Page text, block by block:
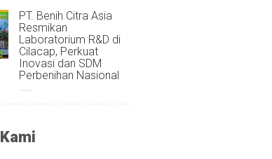
PT. Benih Citra Asia
Resmikan
Laboratorium R&D di
Cilacap, Perkuat
Inovasi dan SDM
Perbenihan Nasional
Kami